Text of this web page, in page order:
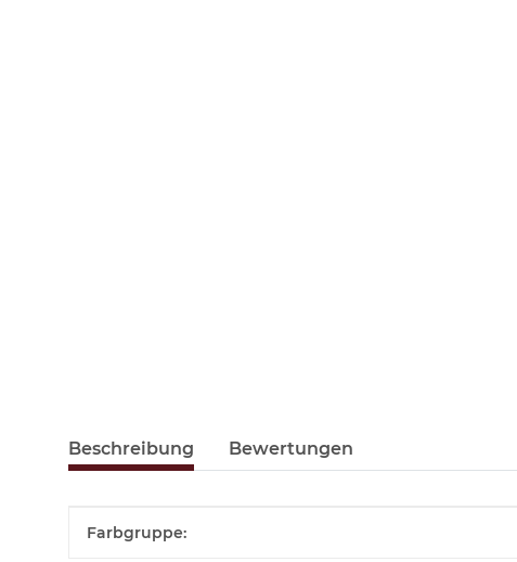
Beschreibung Bewertungen
Produkteigenschaft
Wert
Farbgruppe: